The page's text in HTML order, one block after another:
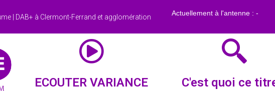
| DAB+ à Clermont-Ferrand et agglomération
ECOUTER VARIANCE C'est quoi ce